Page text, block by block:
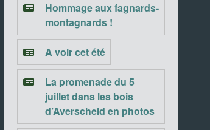
Hommage aux fagnards-
montagnards !
A voir cet été
La promenade du 5
juillet dans les bois
d’Averscheid en photos